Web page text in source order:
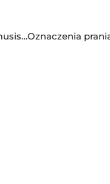
Koszulka kompresyjna Nike – dlaczego musisz ją mieć?